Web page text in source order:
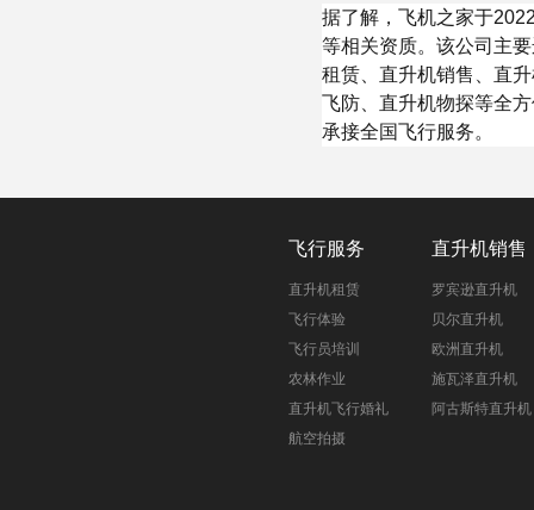
据了解，飞机之家于
等相关资质。该公司主
租赁、直升机销售、直
飞防、直升机物探等全
承接全国飞行服务。
飞行服务
直升机租赁
飞行体验
飞行员培训
农林作业
直升机飞行婚礼
航空拍摄
直升机销售
罗宾逊直升机
贝尔直升机
欧洲直升机
施瓦泽直升机
阿古斯特直升机